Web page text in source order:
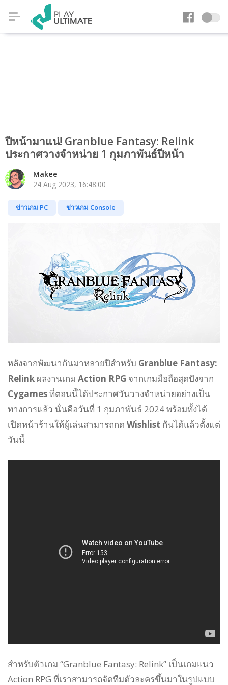
ปีหน้ามาแน่! Granblue Fantasy: Relink
ประกาศวางจำหน่าย 1 กุมภาพันธ์ปีหน้า
Makee
24 Aug 2023, 16:48:00
ข่าวเกม PC ข่าวเกม Console
หลังจากพัฒนากันมาหลายปีสำหรับ Granblue Fantasy:
Relink ผลงานเกม Action RPG จากเกมมือถือสุดปังจาก
Cygamesที่ตอนนี้ได้ประกาศวันวางจำหน่ายอย่างเป็น
ทางการแล้ว นั่นคือวันที่ 1 กุมภาพันธ์ 2024 พร้อมทั้งได้
เปิดหน้าร้านให้ผู้เล่นสามารถกด Wishlist กันได้แล้วตั้งแต่
วันนี้
สำหรับตัวเกม “Granblue Fantasy: Relink” เป็นเกมแนว
Action RPG ที่เราสามารถจัดทีมตัวละครขึ้นมาในรูปแบบ